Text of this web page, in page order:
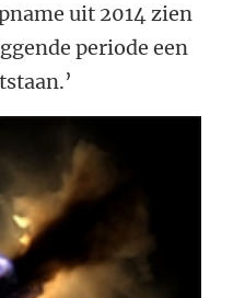
uit 2014 zien
periode een